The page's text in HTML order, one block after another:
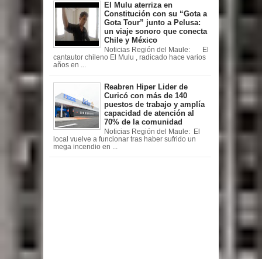
El Mulu aterriza en
Constitución con su “Gota a
Gota Tour” junto a Pelusa:
un viaje sonoro que conecta
Chile y México
Noticias Región del Maule: El
cantautor chileno El Mulu , radicado hace varios
años en ...
Reabren Hiper Lider de
Curicó con más de 140
puestos de trabajo y amplía
capacidad de atención al
70% de la comunidad
Noticias Región del Maule: El
local vuelve a funcionar tras haber sufrido un
mega incendio en ...